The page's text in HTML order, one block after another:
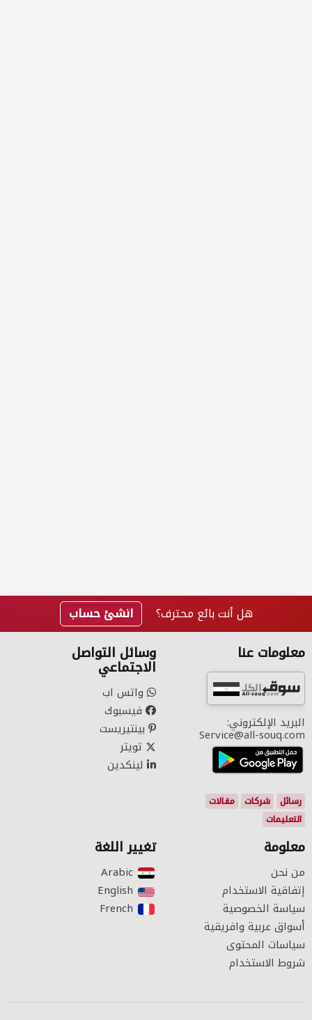
هل أنت بائع محترف؟ انشئ حساب
معلومات عنا
البريد الإلكتروني:
Service@all-souq.com
رسائل شركات
مقالات
التعليمات
وسائل التواصل
الاجتماعي
واتس اب
فيسبوك
بينتيريست
تويتر
لينكدين
معلومة
من نحن
إتفاقية الاستخدام
سياسة الخصوصية
أسواق عربية وافريقية
سياسات المحتوى
شروط الاستخدام
تغيير اللغة
Arabic‎
English‎
French‎